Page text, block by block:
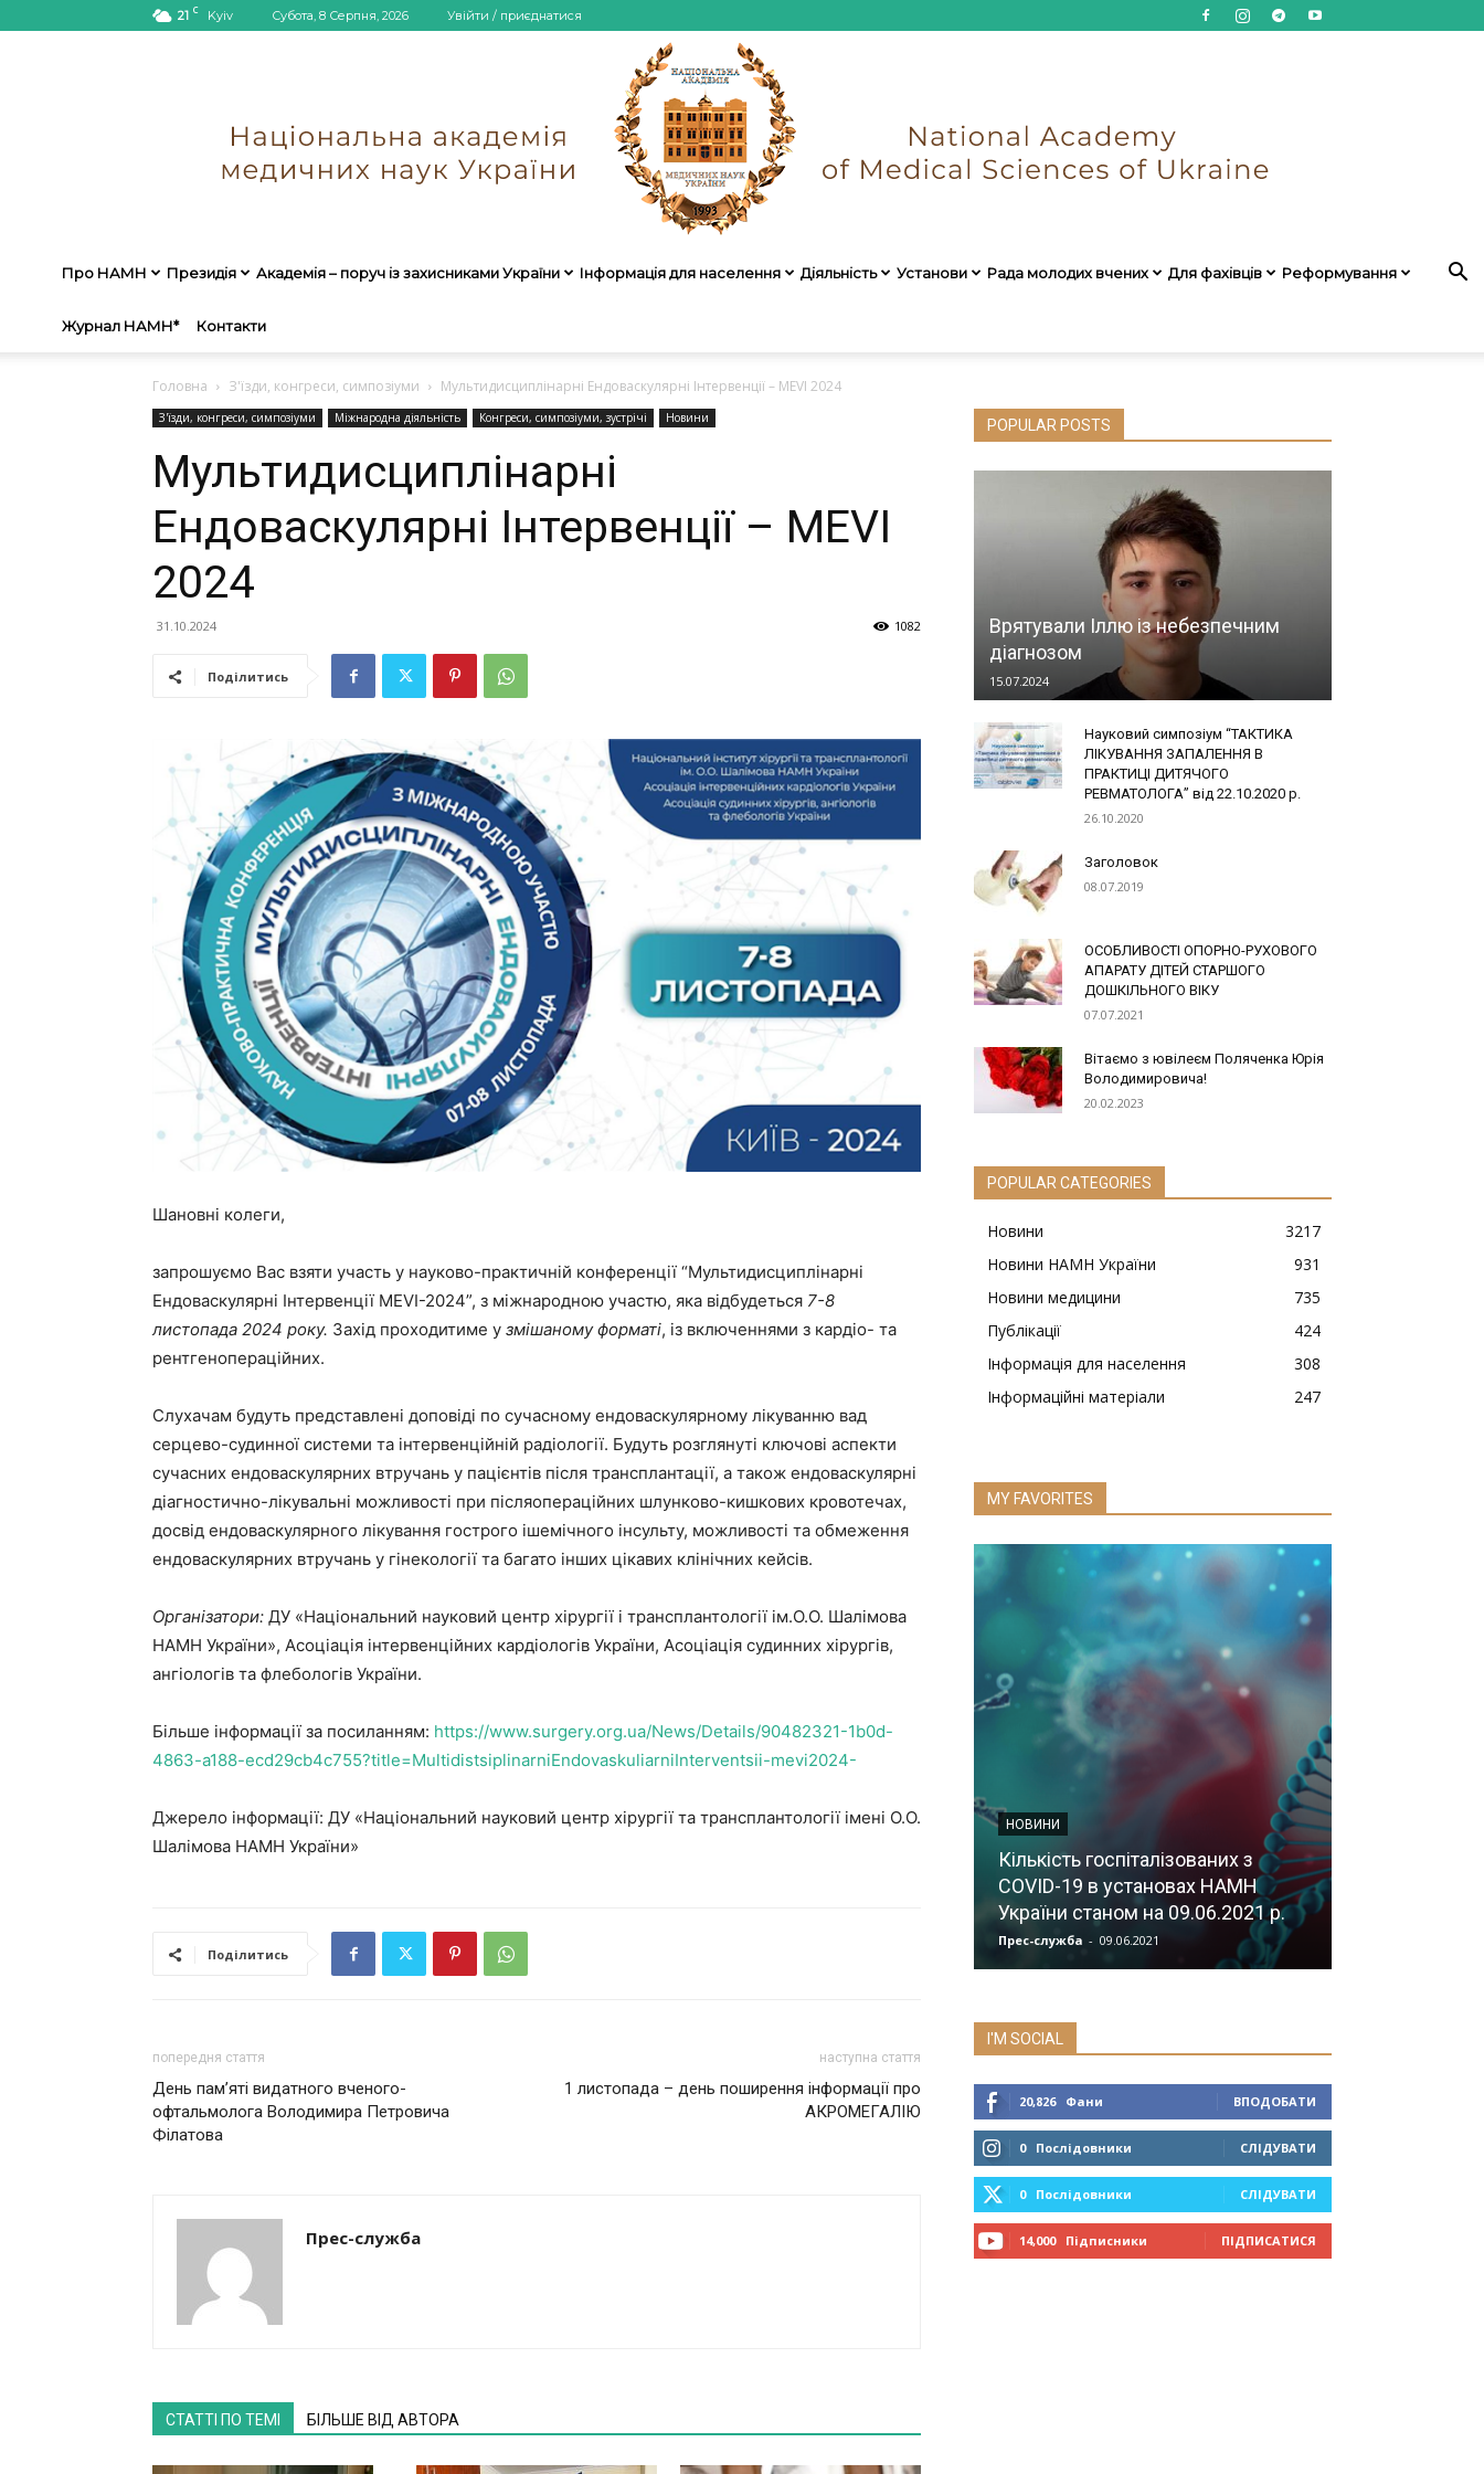
21 C Kyiv Субота, 8 Серпня, 2026 Увійти / приєднатися
Про НАМН Президія Академія – поруч із захисниками України Інформація для населення Діяльність Установи Рада молодих вчених Для фахівців Реформування
Журнал НАМН* Контакти
Головна З'їзди, конгреси, симпозіуми Мультидисциплінарні Ендоваскулярні Інтервенції – MEVI 2024
З'їзди, конгреси, симпозіуми Міжнародна діяльність Конгреси, симпозіуми, зустрічі Новини
Мультидисциплінарні
Ендоваскулярні Інтервенції – MEVI
2024
31.10.2024 1082
Поділитись
Шановні колеги,
запрошуємо Вас взяти участь у науково-практичній конференції “Мультидисциплінарні
Ендоваскулярні Інтервенції MEVI-2024”, з міжнародною участю, яка відбудеться 7-8
листопада 2024 року. Захід проходитиме у змішаному форматі, із включеннями з кардіо- та
рентгенопераційних.
Слухачам будуть представлені доповіді по сучасному ендоваскулярному лікуванню вад
серцево-судинної системи та інтервенційній радіології. Будуть розглянуті ключові аспекти
сучасних ендоваскулярних втручань у пацієнтів після трансплантації, а також ендоваскулярні
діагностично-лікувальні можливості при післяопераційних шлунково-кишкових кровотечах,
досвід ендоваскулярного лікування гострого ішемічного інсульту, можливості та обмеження
ендоваскулярних втручань у гінекології та багато інших цікавих клінічних кейсів.
Організатори: ДУ «Національний науковий центр хірургії і трансплантології ім.О.О. Шалімова
НАМН України», Асоціація інтервенційних кардіологів України, Асоціація судинних хірургів,
ангіологів та флебологів України.
Більше інформації за посиланням: https://www.surgery.org.ua/News/Details/90482321-1b0d-
4863-a188-ecd29cb4c755?title=MultidistsiplinarniEndovaskuliarniInterventsii-mevi2024-
Джерело інформації: ДУ «Національний науковий центр хірургії та трансплантології імені О.О.
Шалімова НАМН України»
Поділитись
попередня стаття
День пам’яті видатного вченого-
офтальмолога Володимира Петровича
Філатова
наступна стаття
1 листопада – день поширення інформації про
АКРОМЕГАЛІЮ
Прес-служба
СТАТТІ ПО ТЕМІ БІЛЬШЕ ВІД АВТОРА
POPULAR POSTS
Врятували Іллю із небезпечним
діагнозом
15.07.2024
Науковий симпозіум “ТАКТИКА
ЛІКУВАННЯ ЗАПАЛЕННЯ В
ПРАКТИЦІ ДИТЯЧОГО
РЕВМАТОЛОГА” від 22.10.2020 р.
26.10.2020
Заголовок
08.07.2019
ОСОБЛИВОСТІ ОПОРНО-РУХОВОГО
АПАРАТУ ДІТЕЙ СТАРШОГО
ДОШКІЛЬНОГО ВІКУ
07.07.2021
Вітаємо з ювілеєм Поляченка Юрія
Володимировича!
20.02.2023
POPULAR CATEGORIES
Новини
3217
Новини НАМН України
931
Новини медицини
735
Публікації
424
Інформація для населення
308
Інформаційні матеріали
247
MY FAVORITES
НОВИНИ
Кількість госпіталізованих з
COVID-19 в установах НАМН
України станом на 09.06.2021 р.
Прес-служба - 09.06.2021
I'M SOCIAL
20,826 Фани ВПОДОБАТИ
0 Послідовники СЛІДУВАТИ
0 Послідовники СЛІДУВАТИ
14,000 Підписники ПІДПИСАТИСЯ